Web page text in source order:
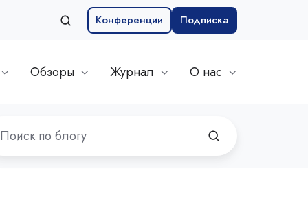
Конференции Подписка
Обзоры Журнал О нас